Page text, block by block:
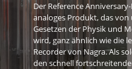
Der Reference
analoges Produkt, das
Gesetzen der Physik und
wird, ganz ähnlich wie die
Recorder von Nagra. Als
den schnell